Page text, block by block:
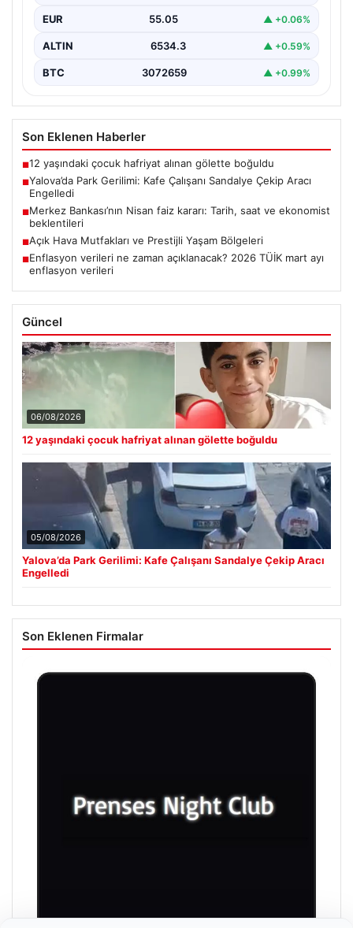
EUR 55.05 ▲ +0.06%
ALTIN 6534.3 ▲ +0.59%
BTC 3072659 ▲ +0.99%
Son Eklenen Haberler
■12 yaşındaki çocuk hafriyat alınan gölette boğuldu
■Yalova’da Park Gerilimi: Kafe Çalışanı Sandalye Çekip Aracı
Engelledi
■Merkez Bankası’nın Nisan faiz kararı: Tarih, saat ve ekonomist
beklentileri
■Açık Hava Mutfakları ve Prestijli Yaşam Bölgeleri
■Enflasyon verileri ne zaman açıklanacak? 2026 TÜİK mart ayı
enflasyon verileri
Güncel
06/08/2026
12 yaşındaki çocuk hafriyat alınan gölette boğuldu
05/08/2026
Yalova’da Park Gerilimi: Kafe Çalışanı Sandalye Çekip Aracı
Engelledi
Son Eklenen Firmalar